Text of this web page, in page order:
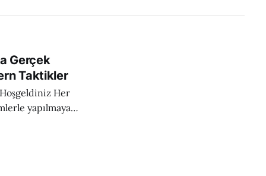
Gerçek
Taktikler
Her
yapılmaya
başarıya